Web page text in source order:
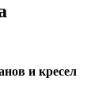
и кресел